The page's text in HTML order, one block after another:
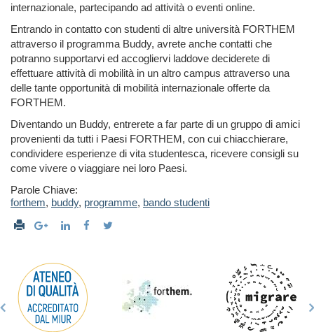
internazionale, partecipando ad attività o eventi online.
Entrando in contatto con studenti di altre università FORTHEM
attraverso il programma Buddy, avrete anche contatti che
potranno supportarvi ed accogliervi laddove deciderete di
effettuare attività di mobilità in un altro campus attraverso una
delle tante opportunità di mobilità internazionale offerte da
FORTHEM.
Diventando un Buddy, entrerete a far parte di un gruppo di amici
provenienti da tutti i Paesi FORTHEM, con cui chiacchierare,
condividere esperienze di vita studentesca, ricevere consigli su
come vivere o viaggiare nei loro Paesi.
Parole Chiave:
forthem, buddy, programme, bando studenti